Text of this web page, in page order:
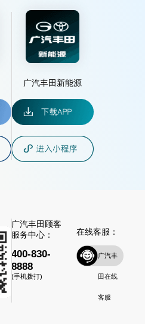
广汽丰田新能源
广汽丰田顾客
服务中心：
400-830-
8888
(手机拨打)
在线客服：
广汽丰
田在线
客服